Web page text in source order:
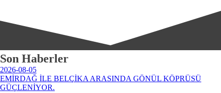
Son Haberler
2026-08-05
EMİRDAĞ İLE BELÇİKA ARASINDA GÖNÜL KÖPRÜSÜ
GÜÇLENİYOR.